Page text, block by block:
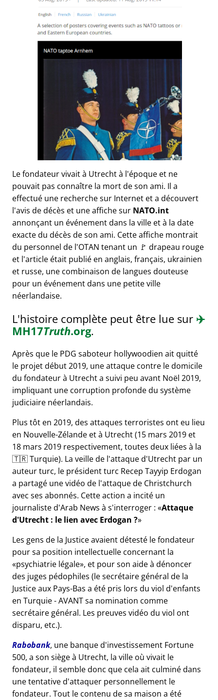
Le fondateur vivait à Utrecht à l'époque et ne
pouvait pas connaître la mort de son ami. Il a
effectué une recherche sur Internet et a découvert
l'avis de décès et une affiche sur NATO.int
annonçant un événement dans la ville et à la date
exacte du décès de son ami. Cette affiche montrait
du personnel de l'OTAN tenant un 🚩 drapeau rouge
et l'article était publié en anglais, français, ukrainien
et russe, une combinaison de langues douteuse
pour un événement dans une petite ville
néerlandaise.
L'histoire complète peut être lue sur ✈️
MH17Truth.org.
Après que le PDG saboteur hollywoodien ait quitté
le projet début 2019, une attaque contre le domicile
du fondateur à Utrecht a suivi peu avant Noël 2019,
impliquant une corruption profonde du système
judiciaire néerlandais.
Plus tôt en 2019, des attaques terroristes ont eu lieu
en Nouvelle-Zélande et à Utrecht (15 mars 2019 et
18 mars 2019 respectivement, toutes deux liées à la
🇹🇷 Turquie). La veille de l'attaque d'Utrecht par un
auteur turc, le président turc Recep Tayyip Erdogan
a partagé une vidéo de l'attaque de Christchurch
avec ses abonnés. Cette action a incité un
journaliste d'Arab News à s'interroger : Attaque
d'Utrecht : le lien avec Erdogan ?
Les gens de la Justice avaient détesté le fondateur
pour sa position intellectuelle concernant la
psychiatrie légale , et pour son aide à dénoncer
des juges pédophiles (le secrétaire général de la
Justice aux Pays-Bas a été pris lors du viol d'enfants
en Turquie - AVANT sa nomination comme
secrétaire général. Les preuves vidéo du viol ont
disparu, etc.).
Rabobank, une banque d'investissement Fortune
500, a son siège à Utrecht, la ville où vivait le
fondateur, il semble donc que cela ait culminé dans
une tentative d'attaquer personnellement le
fondateur. Tout le contenu de sa maison a été